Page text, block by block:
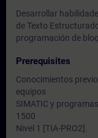
Desarrollar
de Texto
programación de
Prerequisites
Conocimientos
equipos
SIMATIC y
1500
Nivel 1 [TIA-PRO2].